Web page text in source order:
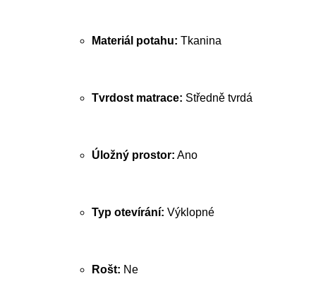
Materiál potahu: Tkanina
Tvrdost matrace: Středně tvrdá
Úložný prostor: Ano
Typ otevírání: Výklopné
Rošt: Ne